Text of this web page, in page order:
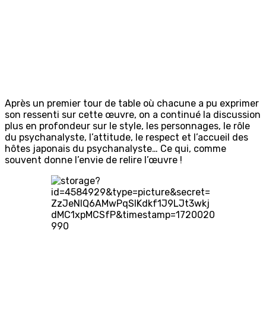
Après un premier tour de table où chacune a pu exprimer
son ressenti sur cette œuvre, on a continué la discussion
plus en profondeur sur le style, les personnages, le rôle
du psychanalyste, l’attitude, le respect et l’accueil des
hôtes japonais du psychanalyste… Ce qui, comme
souvent donne l’envie de relire l’œuvre !